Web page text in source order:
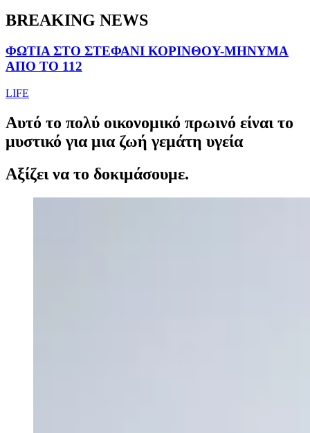
BREAKING NEWS
ΦΩΤΙΑ ΣΤΟ ΣΤΕΦΑΝΙ ΚΟΡΙΝΘΟΥ-ΜΗΝΥΜΑ
ΑΠΟ ΤΟ 112
LIFE
Αυτό το πολύ οικονομικό πρωινό είναι το
μυστικό για μια ζωή γεμάτη υγεία
Αξίζει να το δοκιμάσουμε.